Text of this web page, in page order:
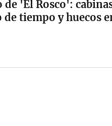
'El Rosco':
de tiempo y huecos